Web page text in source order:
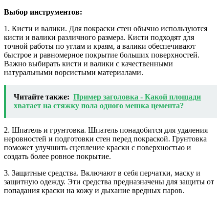
Выбор инструментов:
1. Кисти и валики. Для покраски стен обычно используются
кисти и валики различного размера. Кисти подходят для
точной работы по углам и краям, а валики обеспечивают
быстрое и равномерное покрытие больших поверхностей.
Важно выбирать кисти и валики с качественными
натуральными ворсистыми материалами.
Читайте также: Пример заголовка - Какой площади
хватает на стяжку пола одного мешка цемента?
2. Шпатель и грунтовка. Шпатель понадобится для удаления
неровностей и подготовки стен перед покраской. Грунтовка
поможет улучшить сцепление краски с поверхностью и
создать более ровное покрытие.
3. Защитные средства. Включают в себя перчатки, маску и
защитную одежду. Эти средства предназначены для защиты от
попадания краски на кожу и дыхание вредных паров.